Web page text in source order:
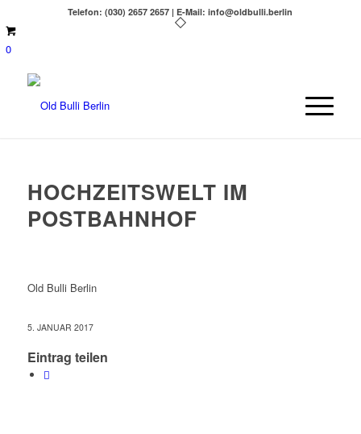
Telefon: (030) 2657 2657 | E-Mail: info@oldbulli.berlin
0
HOCHZEITSWELT IM
POSTBAHNHOF
Old Bulli Berlin
5. JANUAR 2017
Eintrag teilen